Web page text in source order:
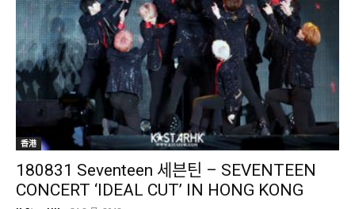
香港
180831 Seventeen 세븐틴 – SEVENTEEN
CONCERT ‘IDEAL CUT’ IN HONG KONG